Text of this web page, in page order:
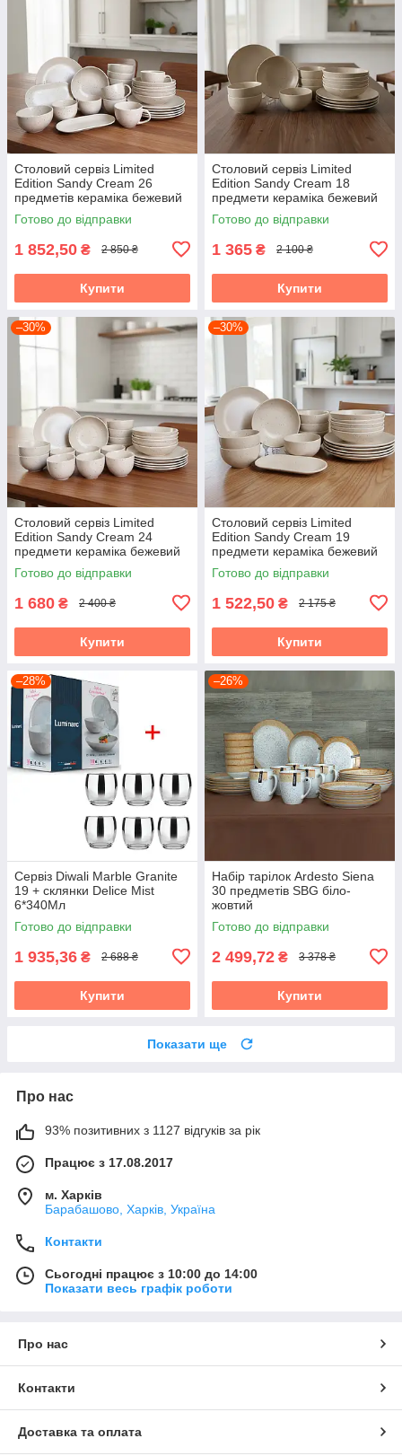
Столовий сервіз Limited
Edition Sandy Cream 26
предметів кераміка бежевий
Готово до відправки
1 852,50 ₴ 2 850 ₴
Купити
Столовий сервіз Limited
Edition Sandy Cream 18
предмети кераміка бежевий
Готово до відправки
1 365 ₴ 2 100 ₴
Купити
–30%
Столовий сервіз Limited
Edition Sandy Cream 24
предмети кераміка бежевий
Готово до відправки
1 680 ₴ 2 400 ₴
Купити
–30%
Столовий сервіз Limited
Edition Sandy Cream 19
предмети кераміка бежевий
Готово до відправки
1 522,50 ₴ 2 175 ₴
Купити
–28%
Сервіз Diwali Marble Granite
19 + склянки Delice Mist
6*340Мл
Готово до відправки
1 935,36 ₴ 2 688 ₴
Купити
–26%
Набір тарілок Ardesto Siena
30 предметів SBG біло-
жовтий
Готово до відправки
2 499,72 ₴ 3 378 ₴
Купити
Показати ще
Про нас
93% позитивних з 1127 відгуків за рік
Працює з 17.08.2017
м. Харків
Барабашово, Харків, Україна
Контакти
Сьогодні працює з 10:00 до 14:00
Показати весь графік роботи
Про нас
Контакти
Доставка та оплата